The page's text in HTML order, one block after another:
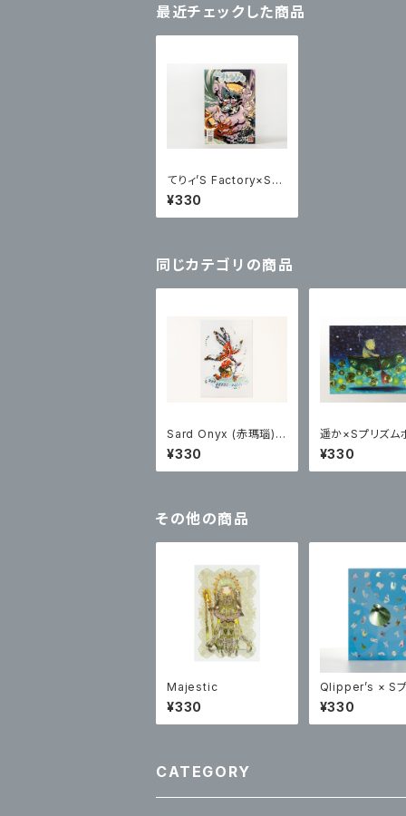
最近チェックした商品
てりィ’S Factory×Sプ
リズムポストカード
¥330
同じカテゴリの商品
Sard Onyx (赤瑪瑙)×
Sプリズムポストカード
¥330
遥か×Sプリズム
カード
¥330
その他の商品
Majestic
¥330
Qlipper’s × S
プリント
¥330
CATEGORY